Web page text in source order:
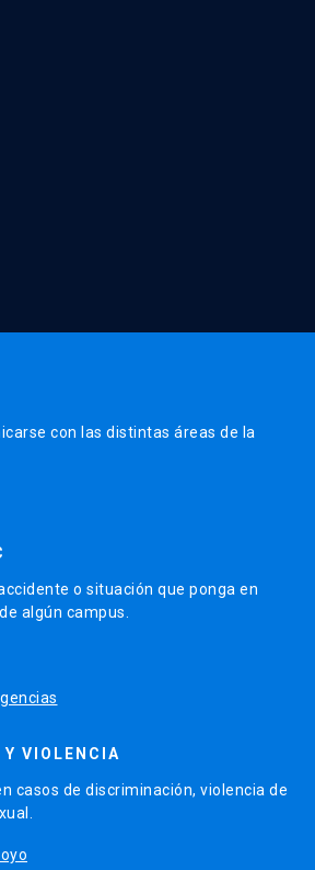
con las distintas áreas de la
o situación que ponga en
algún campus.
VIOLENCIA
casos de discriminación, violencia de